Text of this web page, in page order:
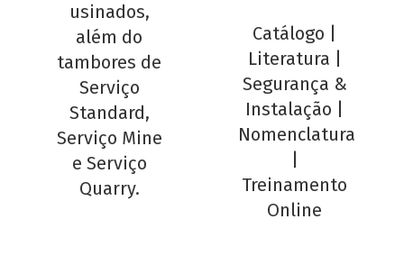
usinados,
além do
tambores de
Serviço
Standard,
Serviço Mine
e Serviço
Quarry.
Catálogo
Literatura
Segurança &
Instalação
Nomenclatura
Treinamento
Online